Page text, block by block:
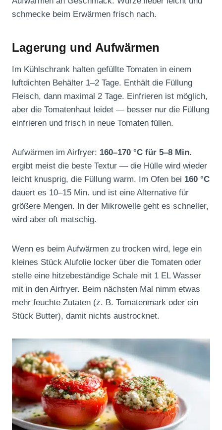
schmecke beim Erwärmen frisch nach.
Lagerung und Aufwärmen
Im Kühlschrank halten gefüllte Tomaten in einem
luftdichten Behälter 1–2 Tage. Enthält die Füllung
Fleisch, dann maximal 2 Tage. Einfrieren ist möglich,
aber die Tomatenhaut leidet — besser nur die Füllung
einfrieren und frisch in neue Tomaten füllen.
Aufwärmen im Airfryer: 160–170 °C für 5–8 Min.
ergibt meist die beste Textur — die Hülle wird wieder
leicht knusprig, die Füllung warm. Im Ofen bei 160 °C
dauert es 10–15 Min. und ist eine Alternative für
größere Mengen. In der Mikrowelle geht es schneller,
wird aber oft matschig.
Wenn es beim Aufwärmen zu trocken wird, lege ein
kleines Stück Alufolie locker über die Tomaten oder
stelle eine hitzebeständige Schale mit 1 EL Wasser
mit in den Airfryer. Beim nächsten Mal nimm etwas
mehr feuchte Zutaten (z. B. Tomatenmark oder ein
Stück Butter), damit nichts austrocknet.